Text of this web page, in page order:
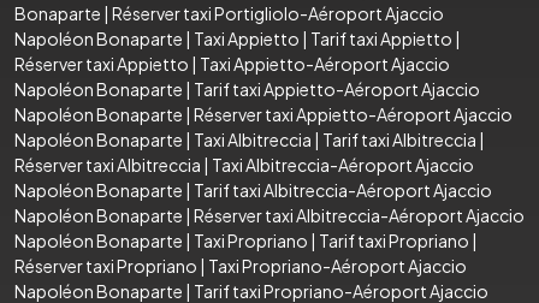
Bonaparte | Réserver taxi Portigliolo-Aéroport Ajaccio
Napoléon Bonaparte | Taxi Appietto | Tarif taxi Appietto |
Réserver taxi Appietto | Taxi Appietto-Aéroport Ajaccio
Napoléon Bonaparte | Tarif taxi Appietto-Aéroport Ajaccio
Napoléon Bonaparte | Réserver taxi Appietto-Aéroport Ajaccio
Napoléon Bonaparte | Taxi Albitreccia | Tarif taxi Albitreccia |
Réserver taxi Albitreccia | Taxi Albitreccia-Aéroport Ajaccio
Napoléon Bonaparte | Tarif taxi Albitreccia-Aéroport Ajaccio
Napoléon Bonaparte | Réserver taxi Albitreccia-Aéroport Ajaccio
Napoléon Bonaparte | Taxi Propriano | Tarif taxi Propriano |
Réserver taxi Propriano | Taxi Propriano-Aéroport Ajaccio
Napoléon Bonaparte | Tarif taxi Propriano-Aéroport Ajaccio